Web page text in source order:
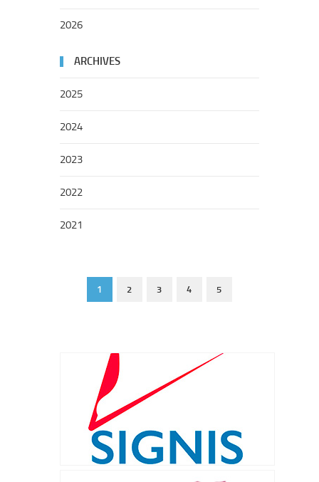
2026
ARCHIVES
2025
2024
2023
2022
2021
1 2 3 4 5